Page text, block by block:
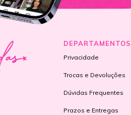
DEPARTAMENTOS
Privacidade
Trocas e Devoluções
Dúvidas Frequentes
Prazos e Entregas